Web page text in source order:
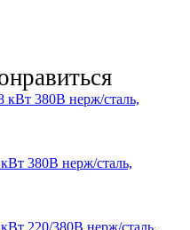
380В нерж/сталь,
380В нерж/сталь,
220/380В нерж/сталь,